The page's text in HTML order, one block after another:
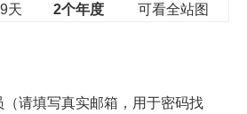
天 2个年度 可看全站图
（请填写真实邮箱，用于密码找